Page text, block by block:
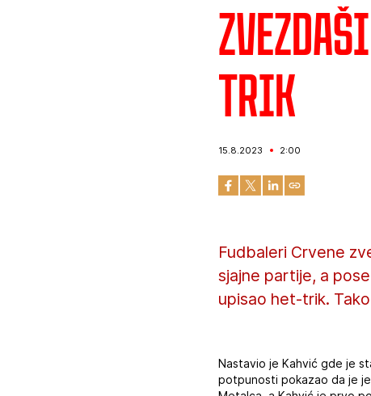
trik
15.8.2023 2:00
Fudbaleri Crvene
sjajne partije, a
upisao het-trik.
Nastavio je Kahvić gde je
potpunosti pokazao da je